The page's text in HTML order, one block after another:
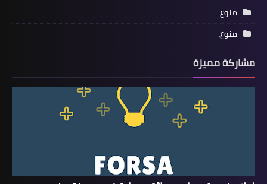
منوع
منوع،
مشاركة مميزة